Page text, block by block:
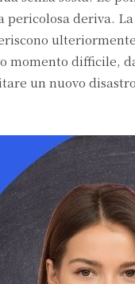
deriva. La
momento difficile,
un nuovo